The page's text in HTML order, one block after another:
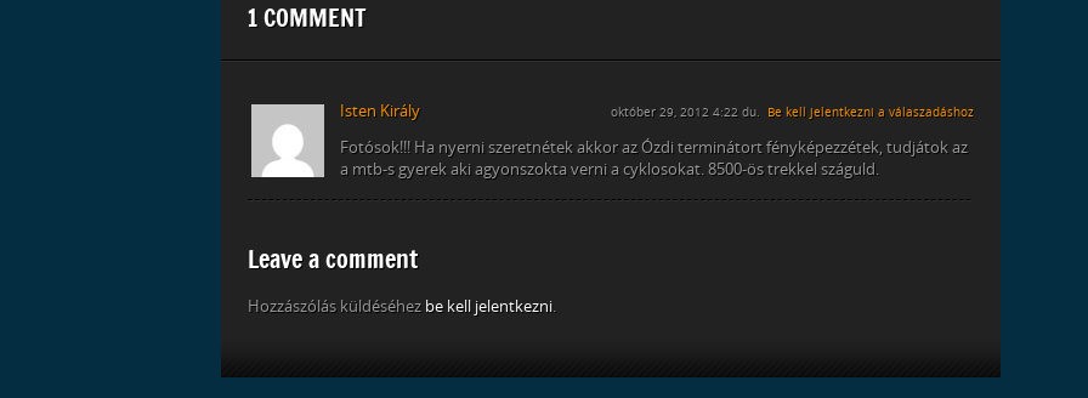
1 COMMENT
Isten Király október 29, 2012 4:22 du. Be kell jelentkezni a válaszadáshoz
Fotósok!!! Ha nyerni szeretnétek akkor az Ózdi terminátort fényképezzétek, tudjátok az
a mtb-s gyerek aki agyonszokta verni a cyklosokat. 8500-ös trekkel száguld.
Leave a comment
Hozzászólás küldéséhez be kell jelentkezni.